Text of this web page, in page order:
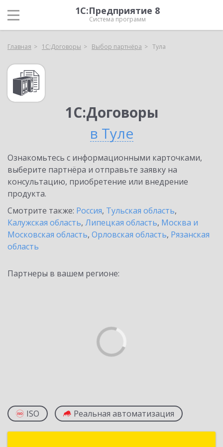
1С:Предприятие 8
Система программ
Главная 1С:Договоры Выбор партнёра Тула
1С:Договоры
в Туле
Ознакомьтесь с информационными карточками,
выберите партнёра и отправьте заявку на
консультацию, приобретение или внедрение
продукта.
Смотрите также: Россия, Тульская область,
Калужская область, Липецкая область, Москва и
Московская область, Орловская область, Рязанская
область
Партнеры в вашем регионе:
ISO Реальная автоматизация